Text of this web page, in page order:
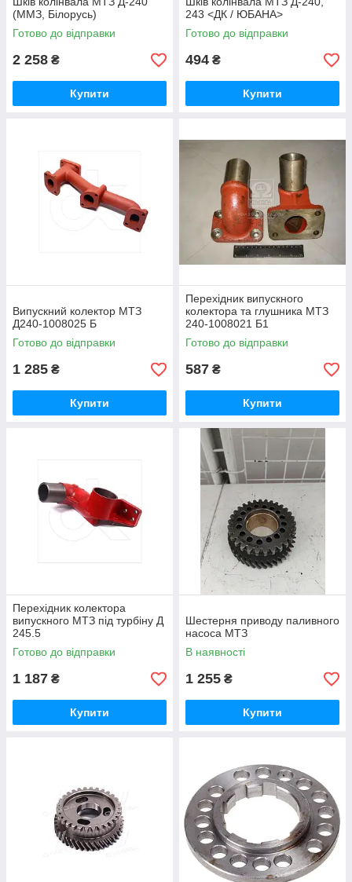
(ММЗ, Білорусь)
Готово до відправки
2 258 ₴
Купити
243 <ДК / ЮБАНА>
Готово до відправки
494 ₴
Купити
Випускний колектор МТЗ
Д240-1008025 Б
Готово до відправки
1 285 ₴
Купити
Перехідник випускного
колектора та глушника МТЗ
240-1008021 Б1
Готово до відправки
587 ₴
Купити
Перехідник колектора
випускного МТЗ під турбіну Д
245.5
Готово до відправки
1 187 ₴
Купити
Шестерня приводу паливного
насоса МТЗ
В наявності
1 255 ₴
Купити